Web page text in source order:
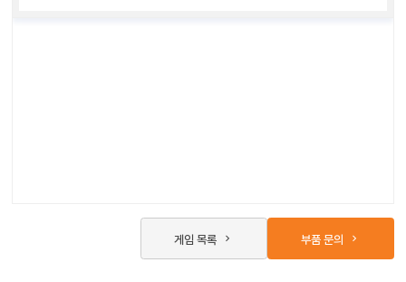
게임 목록 부품 문의